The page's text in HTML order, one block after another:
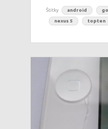
Štítky android
nexus 5
topten